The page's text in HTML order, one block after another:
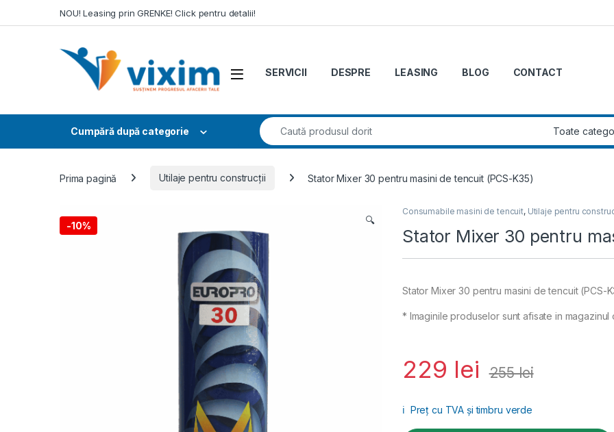
NOU! Leasing prin GRENKE! Click pentru detalii!
SERVICII DESPRE LEASING BLOG CONTACT
Cumpără după categorie
Search for:
Prima pagină Utilaje pentru construcții Stator Mixer 30 pentru masini de tencuit (PCS-K35)
-10% 🔍
Consumabile masini de tencuit, Utilaje pentru
Stator Mixer 30 pentru
Stator Mixer 30 pentru masini de tencuit (PCS-
* Imaginile produselor sunt afisate in
229 lei 255lei
ℹ️ Preț cu TVA și timbru verde